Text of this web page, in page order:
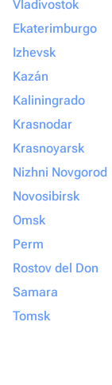
Vladivostok
Ekaterimburgo
Izhevsk
Kazán
Kaliningrado
Krasnodar
Krasnoyarsk
Nizhni Novgorod
Novosibirsk
Omsk
Perm
Rostov del Don
Samara
Tomsk